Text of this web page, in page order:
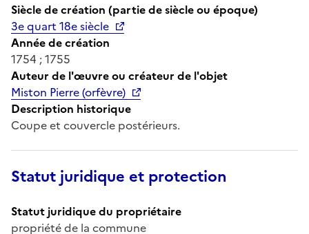
Siècle de création (partie de siècle ou époque)
3e quart 18e siècle
Année de création
1754 ; 1755
Auteur de l'œuvre ou créateur de l'objet
Miston Pierre (orfèvre)
Description historique
Coupe et couvercle postérieurs.
Statut juridique et protection
Statut juridique du propriétaire
propriété de la commune